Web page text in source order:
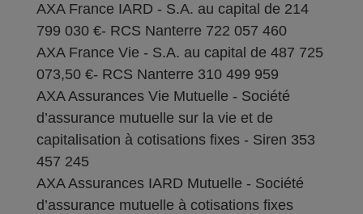
AXA France IARD - S.A. au capital de 214
799 030 €- RCS Nanterre 722 057 460
AXA France Vie - S.A. au capital de 487 725
073,50 €- RCS Nanterre 310 499 959
AXA Assurances Vie Mutuelle - Société
d’assurance mutuelle sur la vie et de
capitalisation à cotisations fixes - Siren 353
457 245
AXA Assurances IARD Mutuelle - Société
d’assurance mutuelle à cotisations fixes